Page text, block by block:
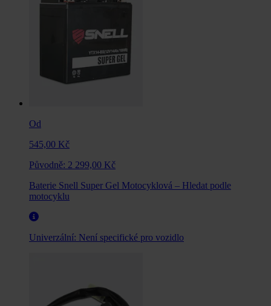
Od
545,00 Kč
Původně: 2 299,00 Kč
Baterie Snell Super Gel Motocyklová – Hledat podle
motocyklu
Univerzální: Není specifické pro vozidlo